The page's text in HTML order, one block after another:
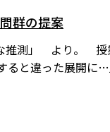
群の提案
推測」 より。 授
ると違った展開に